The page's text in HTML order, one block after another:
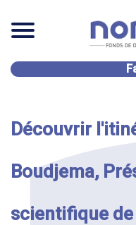
Découvrir
Boudjema,
scientifique